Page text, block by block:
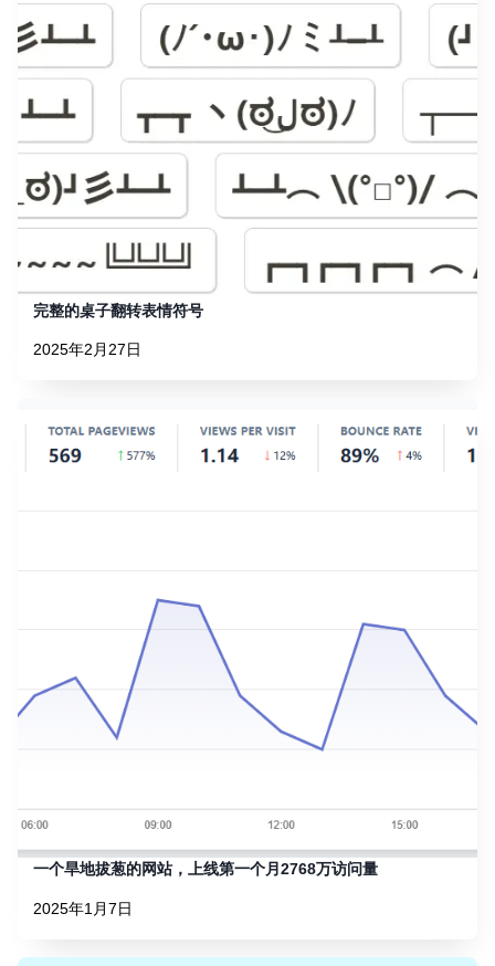
完整的桌子翻转表情符号
2025年2月27日
一个旱地拔葱的网站，上线第一个月2768万访问量
2025年1月7日